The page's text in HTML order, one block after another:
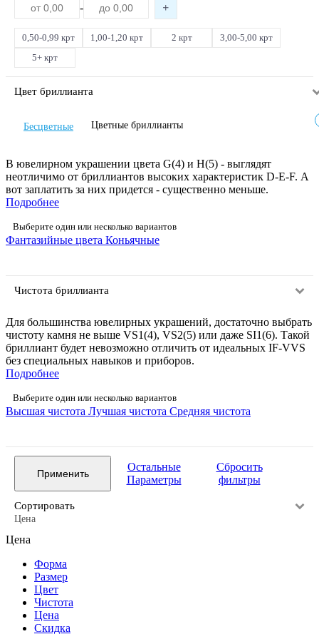
-
0,50-0,99 крт 1,00-1,20 крт 2 крт
3,00-5,00 крт
5+ крт
Цвет бриллианта
Бесцветные Цветные бриллианты
В ювелирном украшении цвета G(4) и H(5) - выглядят
неотличимо от бриллиантов высоких характеристик D-E-F. А
вот заплатить за них придется - существенно меньше.
Подробнее
Выберите один или несколько вариантов
Фантазийные цвета Коньячные
Чистота бриллианта
Для большинства ювелирных украшений, достаточно выбрать
чистоту камня не выше VS1(4), VS2(5) или даже SI1(6). Такой
бриллиант будет невозможно отличить от идеальных IF-VVS
без специальных навыков и приборов.
Подробнее
Выберите один или несколько вариантов
Высшая чистота Лучшая чистота Средняя чистота
Остальные
Параметры
Сбросить
фильтры
Применить
Сортировать
Цена
Цена
Форма
Размер
Цвет
Чистота
Цена
Скидка